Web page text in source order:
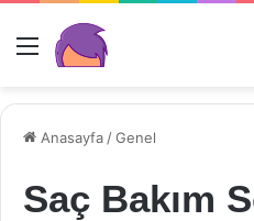
Menü
Anasayfa /Genel
Saç Bakım